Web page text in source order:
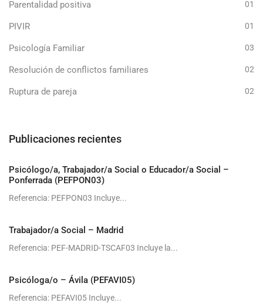
Parentalidad positiva 01
PIVIR 01
Psicología Familiar 03
Resolución de conflictos familiares 02
Ruptura de pareja 02
Publicaciones recientes
Psicólogo/a, Trabajador/a Social o Educador/a Social –
Ponferrada (PEFPON03)
Referencia: PEFPON03 Incluye...
Trabajador/a Social – Madrid
Referencia: PEF-MADRID-TSCAF03 Incluye la...
Psicóloga/o – Ávila (PEFAVI05)
Referencia: PEFAVI05 Incluye...